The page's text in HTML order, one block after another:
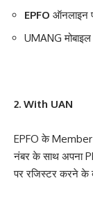
EPFO ऑनलाइन
UMANG
2. With UAN
EPFO के
नंबर के साथ अपना
पर रजिस्टर करने के